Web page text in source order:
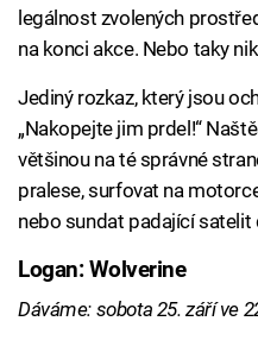
legálnost zvolených
na konci akce. Nebo taky
Jediný rozkaz, který jsou
„Nakopejte jim prdel!“
většinou na té správné
pralese, surfovat na
nebo sundat padající
Logan: Wolverine
Dáváme: sobota 25. září ve